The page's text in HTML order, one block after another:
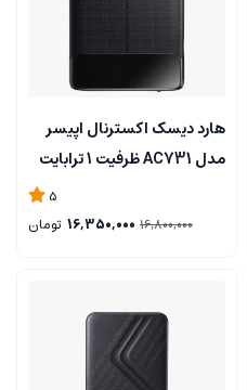
هارد دیسک اکسترنال اپیسر
مدل AC731 ظرفیت 1 ترابایت
5
16,800,000
16,350,000 تومان